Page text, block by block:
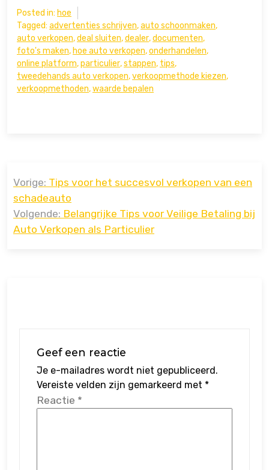
Posted in: hoe
Tagged: advertenties schrijven,auto schoonmaken,
auto verkopen,deal sluiten,dealer,documenten,
foto's maken, hoe auto verkopen,onderhandelen,
online platform,particulier,stappen, tips,
tweedehands auto verkopen,verkoopmethode kiezen,
verkoopmethoden,waarde bepalen
navigatie
Vorige: Tips voor het succesvol verkopen van een
schadeauto
Volgende: Belangrijke Tips voor Veilige Betaling bij
Auto Verkopen als Particulier
Geef een reactie
Je e-mailadres wordt niet gepubliceerd.
Vereiste velden zijn gemarkeerd met *
Reactie *